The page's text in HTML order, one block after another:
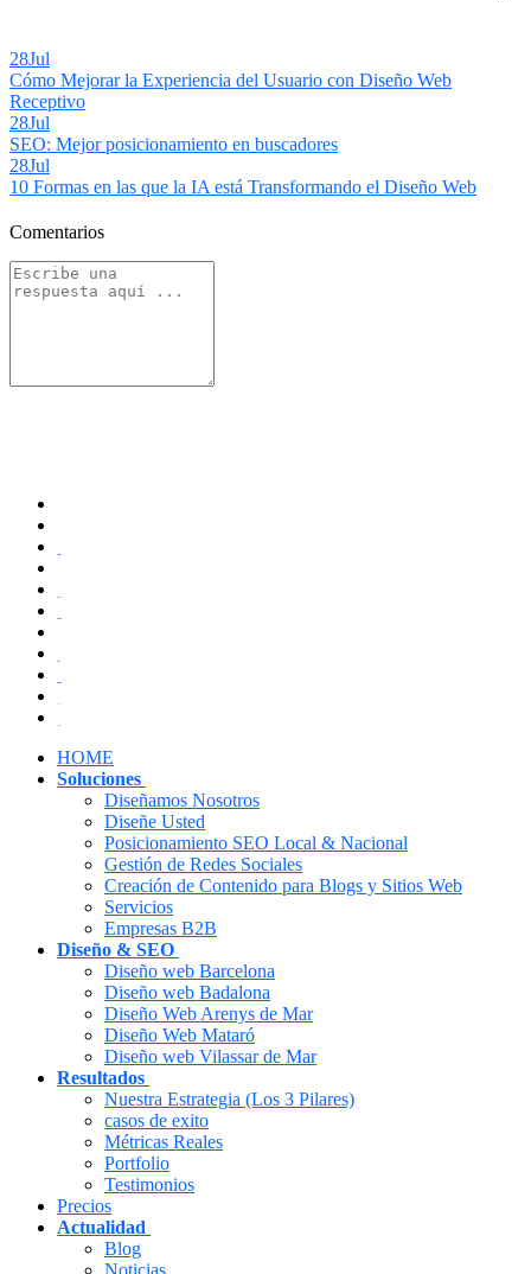
28Jul
Cómo Mejorar la Experiencia del Usuario con Diseño Web
Receptivo
28Jul
SEO: Mejor posicionamiento en buscadores
28Jul
10 Formas en las que la IA está Transformando el Diseño Web
Comentarios
HOME
Soluciones
Diseñamos Nosotros
Diseñe Usted
Posicionamiento SEO Local & Nacional
Gestión de Redes Sociales
Creación de Contenido para Blogs y Sitios Web
Servicios
Empresas B2B
Diseño & SEO
Diseño web Barcelona
Diseño web Badalona
Diseño Web Arenys de Mar
Diseño Web Mataró
Diseño web Vilassar de Mar
Resultados
Nuestra Estrategia (Los 3 Pilares)
casos de exito
Métricas Reales
Portfolio
Testimonios
Precios
Actualidad
Blog
Noticias